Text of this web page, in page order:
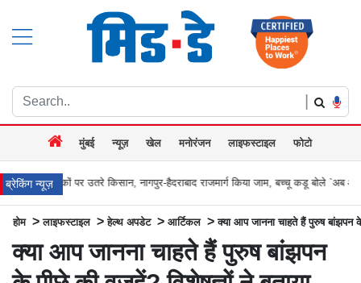
|
मुंबई न्यूज़ खेल मनोरंजन लाइफस्टाइल फोटो
ब्रेकिंग न्यूज़
किसान, नागपुर-हैदराबाद राजमार्ग किया जाम, बच्चू कडू बोले `अब आर-पार की मुंबई के
होम >लाइफस्टाइल >हेल्थ अपडेट > आर्टिकल >क्या आप जानना चाहते हैं पुरुष बांझपन
क्या आप जानना चाहते हैं पुरुष बांझपन